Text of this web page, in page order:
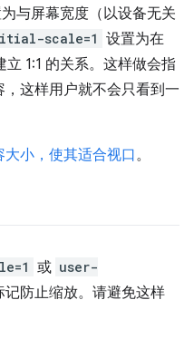
与屏幕宽度（以设备无关
scale=1 设置为在
1:1 的关系。这样做会指
这样用户就不会只看到一
大小，使其适合视口。
或 user-
记防止缩放。请避免这样